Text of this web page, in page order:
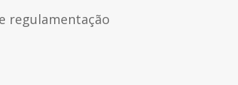
regulamentação